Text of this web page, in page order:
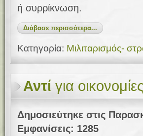
ή συρρίκνωση.
Διάβασε περισσότερα...
Κατηγορία: Μιλιταρισμός-
Αντί για
Δημοσιεύτηκε στις
Εμφανίσεις: 1285